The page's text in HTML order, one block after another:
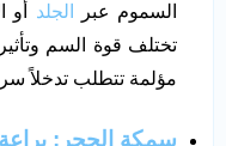
السموم عبر
الجلد أو
تختلف قوة السم
مؤلمة تتطلب تدخلاً
سمكة الحجر: براعة